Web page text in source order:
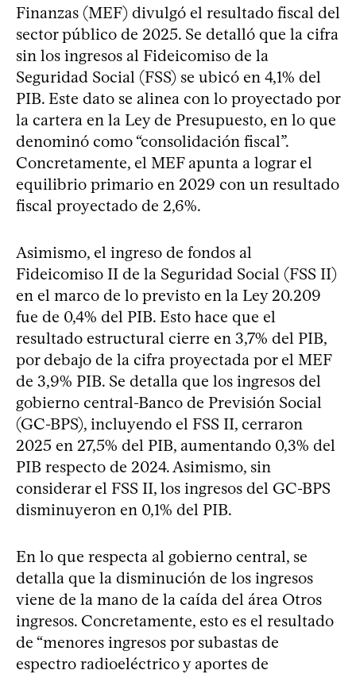
Finanzas (MEF) divulgó el resultado fiscal del
sector público de 2025. Se detalló que la cifra
sin los ingresos al Fideicomiso de la
Seguridad Social (FSS) se ubicó en 4,1% del
PIB. Este dato se alinea con lo proyectado por
la cartera en la Ley de Presupuesto, en lo que
denominó como “consolidación fiscal”.
Concretamente, el MEF apunta a lograr el
equilibrio primario en 2029 con un resultado
fiscal proyectado de 2,6%.
Asimismo, el ingreso de fondos al
Fideicomiso II de la Seguridad Social (FSS II)
en el marco de lo previsto en la Ley 20.209
fue de 0,4% del PIB. Esto hace que el
resultado estructural cierre en 3,7% del PIB,
por debajo de la cifra proyectada por el MEF
de 3,9% PIB. Se detalla que los ingresos del
gobierno central-Banco de Previsión Social
(GC-BPS), incluyendo el FSS II, cerraron
2025 en 27,5% del PIB, aumentando 0,3% del
PIB respecto de 2024. Asimismo, sin
considerar el FSS II, los ingresos del GC-BPS
disminuyeron en 0,1% del PIB.
En lo que respecta al gobierno central, se
detalla que la disminución de los ingresos
viene de la mano de la caída del área Otros
ingresos. Concretamente, esto es el resultado
de “menores ingresos por subastas de
espectro radioeléctrico y aportes de